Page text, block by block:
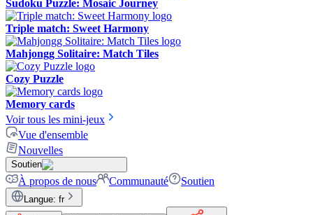
Sudoku Puzzle: Mosaic Journey
Triple match: Sweet Harmony
Mahjongg Solitaire: Match Tiles
Cozy Puzzle
Memory cards
Voir tous les mini-jeux
Vue d'ensemble
Nouvelles
Soutien
À propos de nous Communauté Soutien
Langue: fr